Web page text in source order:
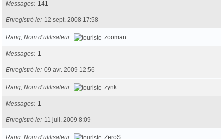
Messages 141
Enregistré le 12 sept. 2008 17:58
Rang, Nom d’utilisateur zooman
Messages 1
Enregistré le 09 avr. 2009 12:56
Rang, Nom d’utilisateur zynk
Messages 1
Enregistré le 11 juil. 2009 8:09
Rang, Nom d’utilisateur ZeroS